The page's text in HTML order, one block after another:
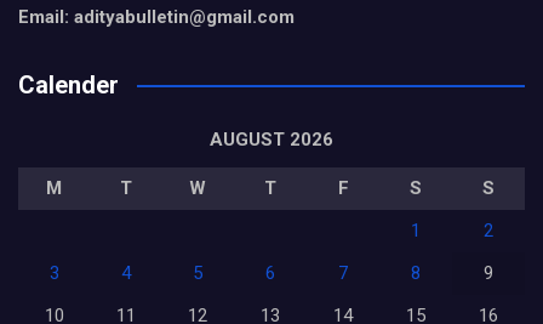
Email: adityabulletin@gmail.com
Calender
AUGUST 2026
M T W T F S
S
1
2
3
4 5 6 7 8
9
10
11 12 13 14 15 16